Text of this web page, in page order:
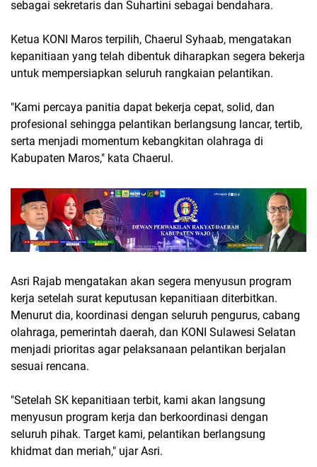
sebagai sekretaris dan Suhartini sebagai bendahara.
Ketua KONI Maros terpilih, Chaerul Syhaab, mengatakan
kepanitiaan yang telah dibentuk diharapkan segera bekerja
untuk mempersiapkan seluruh rangkaian pelantikan.
"Kami percaya panitia dapat bekerja cepat, solid, dan
profesional sehingga pelantikan berlangsung lancar, tertib,
serta menjadi momentum kebangkitan olahraga di
Kabupaten Maros," kata Chaerul.
Asri Rajab mengatakan akan segera menyusun program
kerja setelah surat keputusan kepanitiaan diterbitkan.
Menurut dia, koordinasi dengan seluruh pengurus, cabang
olahraga, pemerintah daerah, dan KONI Sulawesi Selatan
menjadi prioritas agar pelaksanaan pelantikan berjalan
sesuai rencana.
"Setelah SK kepanitiaan terbit, kami akan langsung
menyusun program kerja dan berkoordinasi dengan
seluruh pihak. Target kami, pelantikan berlangsung
khidmat dan meriah," ujar Asri.